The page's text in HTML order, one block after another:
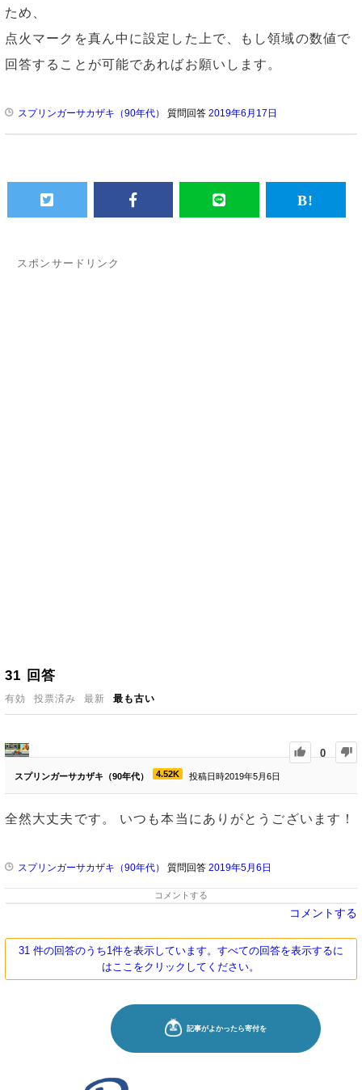
ため、
点火マークを真ん中に設定した上で、もし領域の数値で
回答することが可能であればお願いします。
スプリンガーサカザキ（90年代） 質問回答 2019年6月17日
スポンサードリンク
31 回答
有効 投票済み 最新 最も古い
0
スプリンガーサカザキ（90年代） 4.52K 投稿日時2019年5月6日
全然大丈夫です。 いつも本当にありがとうございます！
スプリンガーサカザキ（90年代） 質問回答 2019年5月6日
コメントする
コメントする
31 件の回答のうち1件を表示しています。すべての回答を表示するに
はここをクリックしてください。